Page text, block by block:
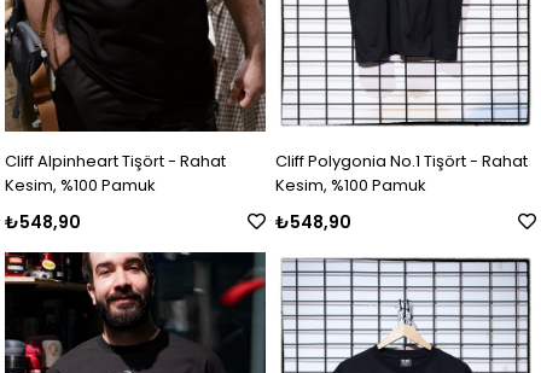
Cliff Alpinheart Tişört - Rahat
Kesim, %100 Pamuk
₺548,90
Cliff Polygonia No.1 Tişört - Rahat
Kesim, %100 Pamuk
₺548,90